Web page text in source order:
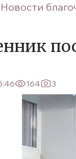
Новости
164 3